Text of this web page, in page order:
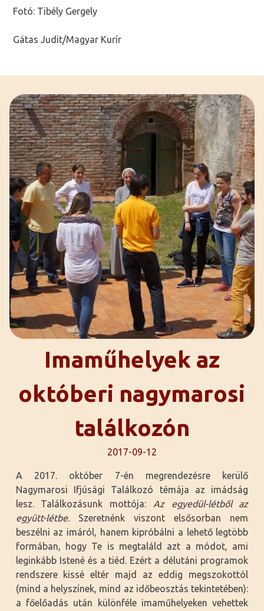
Fotó: Tibély Gergely
Gátas Judit/Magyar Kurír
Imaműhelyek az
októberi nagymarosi
találkozón
2017-09-12
A 2017. október 7-én megrendezésre kerülő
Nagymarosi Ifjúsági Találkozó témája az imádság
lesz. Találkozásunk mottója: Az egyedül-létből az
együtt-létbe. Szeretnénk viszont elsősorban nem
beszélni az imáról, hanem kipróbálni a lehető legtöbb
formában, hogy Te is megtaláld azt a módot, ami
leginkább Istené és a tiéd. Ezért a délutáni programok
rendszere kissé eltér majd az eddig megszokottól
(mind a helyszínek, mind az időbeosztás tekintetében):
a főelőadás után különféle imaműhelyeken vehettek